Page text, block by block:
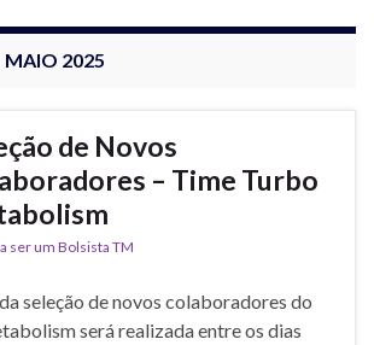
MAIO 2025
de Novos
– Time Turbo
ser um Bolsista TM
seleção de novos colaboradores do
será realizada entre os dias